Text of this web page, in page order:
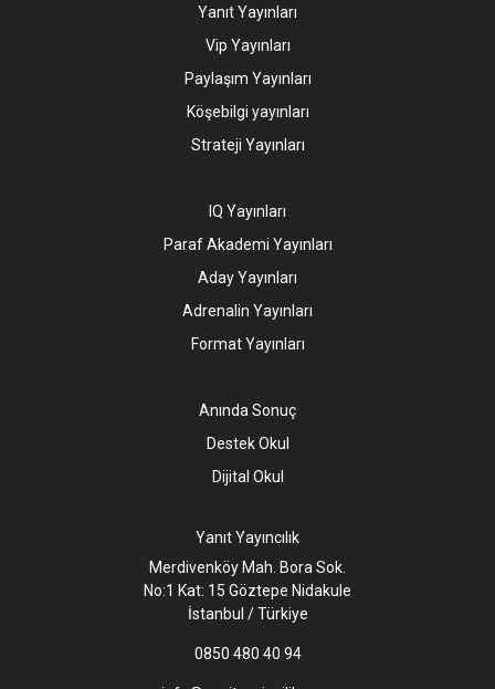
Yanıt Yayınları
Vip Yayınları
Paylaşım Yayınları
Köşebilgi yayınları
Strateji Yayınları
IQ Yayınları
Paraf Akademi Yayınları
Aday Yayınları
Adrenalin Yayınları
Format Yayınları
Anında Sonuç
Destek Okul
Dijital Okul
Yanıt Yayıncılık
Merdivenköy Mah. Bora Sok.
No:1 Kat: 15 Göztepe Nidakule
İstanbul / Türkiye
0850 480 40 94